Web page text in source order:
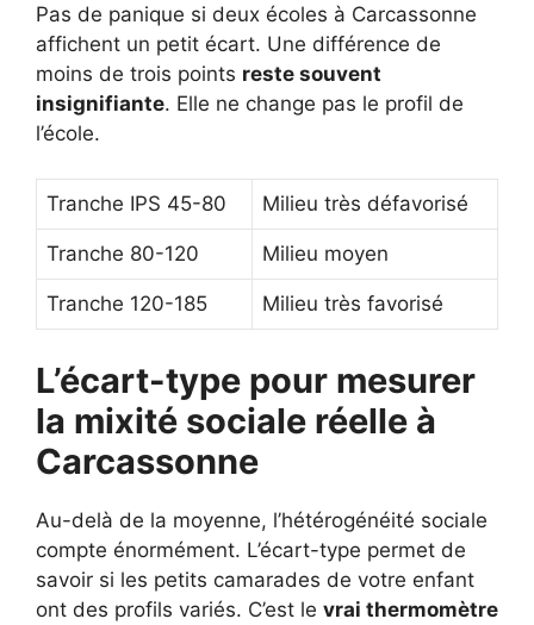
Pas de panique si deux écoles à Carcassonne
affichent un petit écart. Une différence de
moins de trois points reste souvent
insignifiante. Elle ne change pas le profil de
l’école.
Tranche IPS 45-80 Milieu très défavorisé
Tranche 80-120 Milieu moyen
Tranche 120-185 Milieu très favorisé
L’écart-type pour mesurer
la mixité sociale réelle à
Carcassonne
Au-delà de la moyenne, l’hétérogénéité sociale
compte énormément. L’écart-type permet de
savoir si les petits camarades de votre enfant
ont des profils variés. C’est le vrai thermomètre